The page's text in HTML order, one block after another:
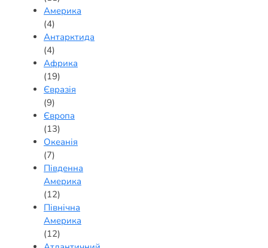
Америка
(4)
Антарктида
(4)
Африка
(19)
Євразія
(9)
Європа
(13)
Океанія
(7)
Південна
Америка
(12)
Північна
Америка
(12)